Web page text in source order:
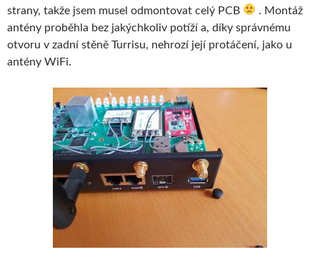
strany, takže jsem musel odmontovat celý PCB
. Montáž
antény proběhla bez jakýchkoliv potíží a, díky správnému
otvoru v zadní stěně Turrisu, nehrozí její protáčení, jako u
antény WiFi.